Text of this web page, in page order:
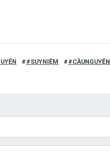
#SUYNIỆM #CẦUNGUYỆN